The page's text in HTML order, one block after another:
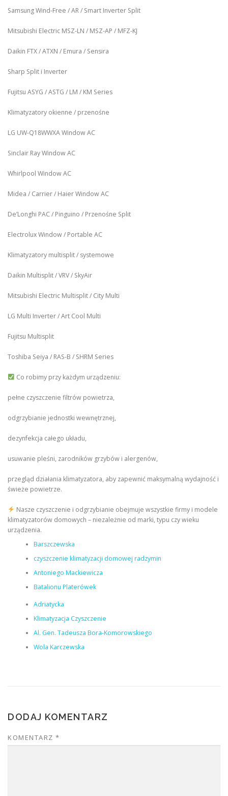
Samsung Wind-Free / AR / Smart Inverter Split
Mitsubishi Electric MSZ‑LN / MSZ‑AP / MFZ-KJ
Daikin FTX / ATXN / Emura / Sensira
Sharp Split i Inverter
Fujitsu ASYG / ASTG / LM / KM Series
Klimatyzatory okienne / przenośne
LG UW‑Q18WWXA Window AC
Sinclair Ray Window AC
Whirlpool Window AC
Midea / Carrier / Haier Window AC
De’Longhi PAC / Pinguino / Przenośne Split
Electrolux Window / Portable AC
Klimatyzatory multisplit / systemowe
Daikin Multisplit / VRV / SkyAir
Mitsubishi Electric Multisplit / City Multi
LG Multi Inverter / Art Cool Multi
Fujitsu Multisplit
Toshiba Seiya / RAS-B / SHRM Series
Co robimy przy każdym urządzeniu:
pełne czyszczenie filtrów powietrza,
odgrzybianie jednostki wewnętrznej,
dezynfekcja całego układu,
usuwanie pleśni, zarodników grzybów i alergenów,
przegląd działania klimatyzatora, aby zapewnić maksymalną wydajność i
świeże powietrze.
Nasze czyszczenie i odgrzybianie obejmuje wszystkie firmy i modele
klimatyzatorów domowych – niezależnie od marki, typu czy wieku
urządzenia.
Barszczewska
czyszczenie klimatyzacji domowej radzymin
Antoniego Mackiewicza
Batalionu Platerówek
Adriatycka
Klimatyzacja Czyszczenie
Al. Gen. Tadeusza Bora-Komorowskiego
Wola Karczewska
DODAJ KOMENTARZ
KOMENTARZ *